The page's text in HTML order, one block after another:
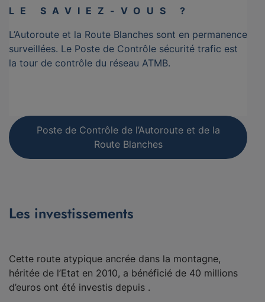
LE SAVIEZ-VOUS ?
L’Autoroute et la Route Blanches sont en permanence
surveillées. Le Poste de Contrôle sécurité trafic est
la tour de contrôle du réseau ATMB.
Poste de Contrôle de l’Autoroute et de la
Route Blanches
Les investissements
Cette route atypique ancrée dans la montagne,
héritée de l’Etat en 2010, a bénéficié de 40 millions
d’euros ont été investis depuis .